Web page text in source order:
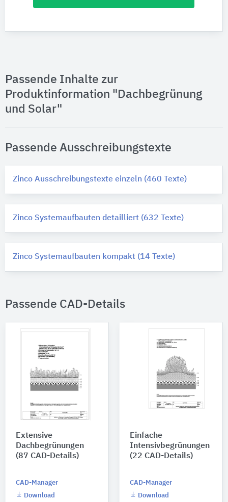
Passende Inhalte zur
Produktinformation "Dachbegrünung
und Solar"
Passende Ausschreibungstexte
Zinco Ausschreibungstexte einzeln (460 Texte)
Zinco Systemaufbauten detailliert (632 Texte)
Zinco Systemaufbauten kompakt (14 Texte)
Passende CAD-Details
Extensive
Dachbegrünungen
(87 CAD-Details)
CAD-Manager
Download
Einfache
Intensivbegrünungen
(22 CAD-Details)
CAD-Manager
Download